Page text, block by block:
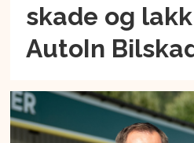
skade og
AutoIn